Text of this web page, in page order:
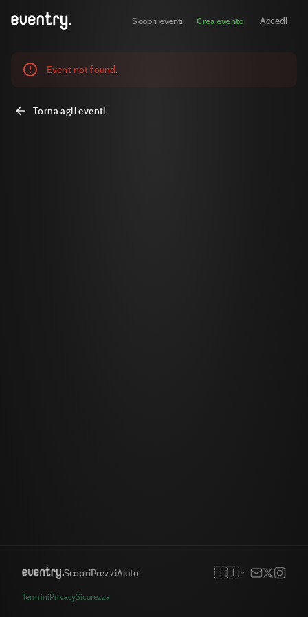
Scopri eventi Crea evento Accedi
Event not found.
Torna agli eventi
ScopriPrezziAiuto 🇮🇹
TerminiPrivacySicurezza